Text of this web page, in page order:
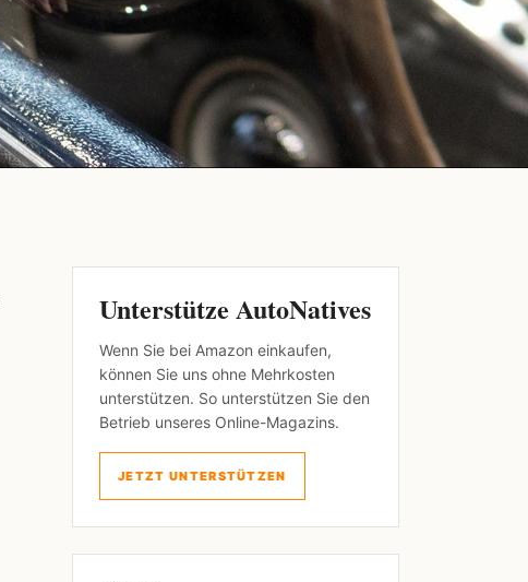
Unterstütze AutoNatives
Wenn Sie bei Amazon einkaufen,
können Sie uns ohne Mehrkosten
unterstützen. So unterstützen Sie den
Betrieb unseres Online-Magazins.
JETZT UNTERSTÜTZEN